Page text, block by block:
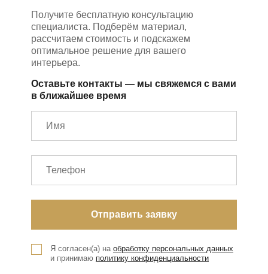
Получите бесплатную консультацию
специалиста. Подберём материал,
рассчитаем стоимость и подскажем
оптимальное решение для вашего
интерьера.
Оставьте контакты — мы свяжемся с вами
в ближайшее время
Я согласен(а) на обработку персональных данных
и принимаю политику конфиденциальности